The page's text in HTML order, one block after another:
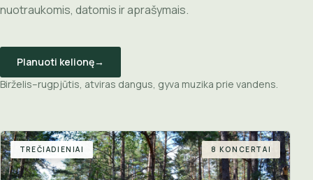
nuotraukomis, datomis ir aprašymais.
Planuoti kelionę→
Birželis–rugpjūtis, atviras dangus, gyva muzika prie vandens.
TREČIADIENIAI 8 KONCERTAI